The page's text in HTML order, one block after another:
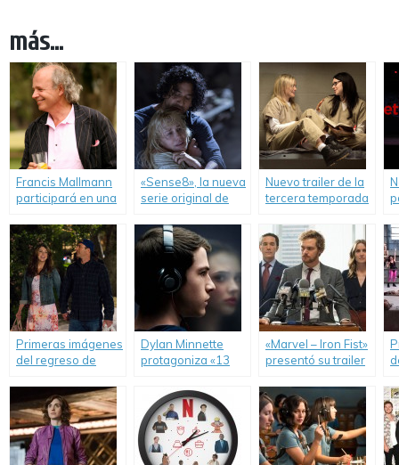
más...
Francis Mallmann
participará en una
Netflix.
«Sense8», la nueva
serie original de
Nuevo trailer de la
tercera temporada
New Black».
Primeras imágenes
del regreso de
Dylan Minnette
protagoniza «13
«Marvel – Iron Fist»
presentó su trailer